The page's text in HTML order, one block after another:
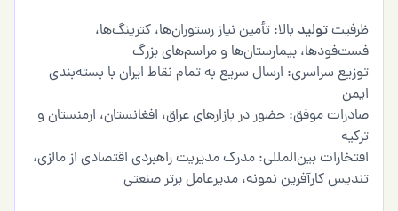
تولیدبالا: تأمین نیاز رستوران‌ها، کترینگ‌ها،
بیمارستان‌ها و مراسم‌های بزرگ
سراسری: ارسال سریع به تمام نقاط ایران با بسته‌بندی
موفق: حضور در بازارهای عراق، افغانستان، ارمنستان و
بین‌المللی: مدرک مدیریت راهبردی اقتصادی از مالزی،
کارآفرین نمونه، مدیرعامل برتر صنعتی